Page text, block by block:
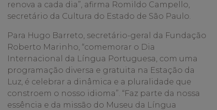
renova a cada dia”, afirma Romildo Campello,
secretário da Cultura do Estado de São Paulo.
Para Hugo Barreto, secretário-geral da Fundação
Roberto Marinho, “comemorar o Dia
Internacional da Língua Portuguesa, com uma
programação diversa e gratuita na Estação da
Luz, é celebrar a dinâmica e a pluralidade que
constroem o nosso idioma”. “Faz parte da nossa
essência e da missão do Museu da Língua